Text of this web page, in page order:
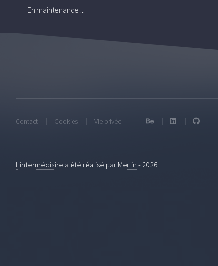
En maintenance ...
Contact Cookies Vie privée
L'intermédiaire a été réalisé par Merlin - 2026